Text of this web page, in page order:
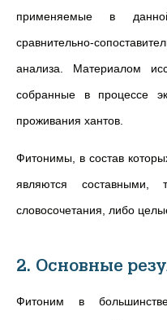
применяемые в
сравнительно-
анализа. Материалом
собранные в процессе
проживания хантов.
Фитонимы, в состав
являются составными,
словосочетания, либо
2. Основные
Фитоним в